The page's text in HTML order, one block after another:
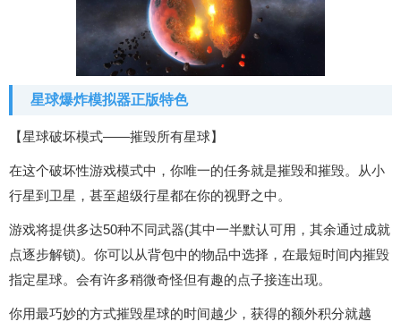
星球爆炸模拟器正版特色
【星球破坏模式——摧毁所有星球】
在这个破坏性游戏模式中，你唯一的任务就是摧毁和摧毁。从小
行星到卫星，甚至超级行星都在你的视野之中。
游戏将提供多达50种不同武器(其中一半默认可用，其余通过成就
点逐步解锁)。你可以从背包中的物品中选择，在最短时间内摧毁
指定星球。会有许多稍微奇怪但有趣的点子接连出现。
你用最巧妙的方式摧毁星球的时间越少，获得的额外积分就越